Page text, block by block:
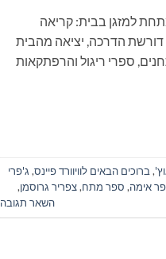
למזגן בבית: קריאה
דורשת הדרכה, יציאה מהבית
קריאת ספרים. וההצעה הפעם: 6 ספרים – מותחנים, ספרי ריגול והרפתקאות
,ברוכים הבאים לוויוורד פיינס, ג'פרי
אימה, ספר מתח,צפריר גרוסמן,
השאר תגובה